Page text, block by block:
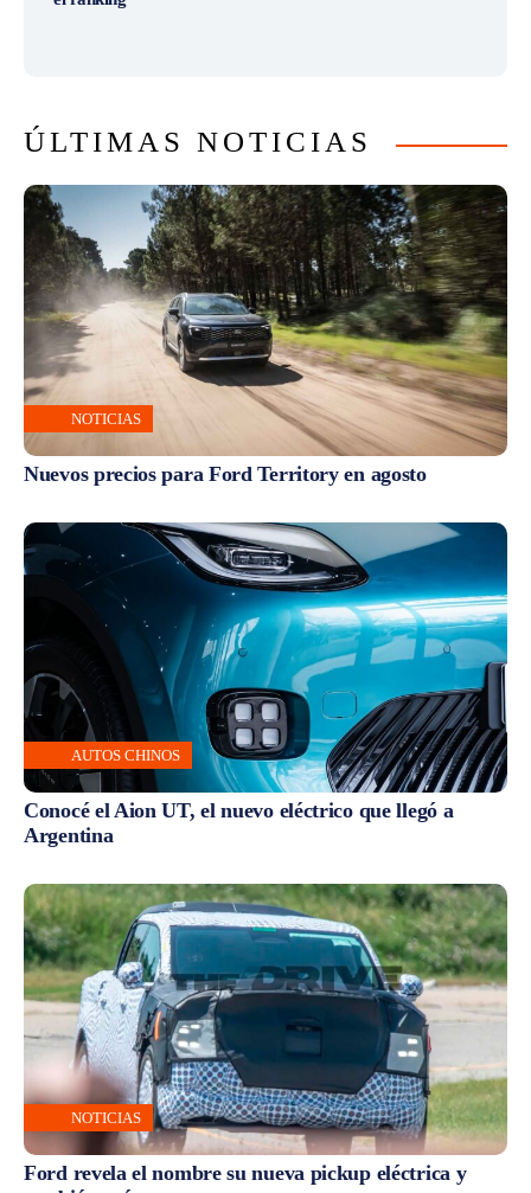
ÚLTIMAS NOTICIAS
NOTICIAS
Nuevos precios para Ford Territory en agosto
AUTOS CHINOS
Conocé el Aion UT, el nuevo eléctrico que llegó a
Argentina
NOTICIAS
Ford revela el nombre su nueva pickup eléctrica y